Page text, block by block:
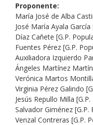
Proponente:
María José de Alba
José María Ayala
Díaz Cañete [G.P.
Fuentes Pérez [G.P.
Auxiliadora Izquierdo
Ángeles Martínez
Verónica Martos
Virginia Pérez Galindo
Jesús Repullo Milla
Salvador Giménez
Venzal Contreras [G.P.